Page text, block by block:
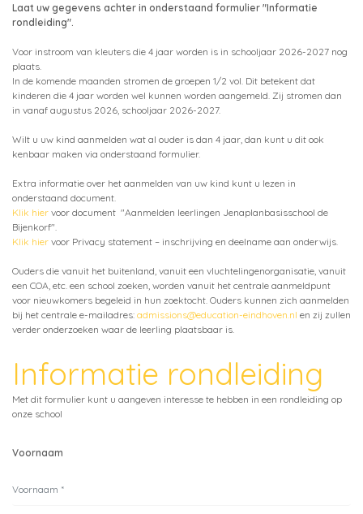
Laat uw gegevens achter in onderstaand formulier "Informatie
rondleiding".
Voor instroom van kleuters die 4 jaar worden is in schooljaar 2026-2027 nog
plaats.
In de komende maanden stromen de groepen 1/2 vol. Dit betekent dat
kinderen die 4 jaar worden wel kunnen worden aangemeld. Zij stromen dan
in vanaf augustus 2026, schooljaar 2026-2027.
Wilt u uw kind aanmelden wat al ouder is dan 4 jaar, dan kunt u dit ook
kenbaar maken via onderstaand formulier.
Extra informatie over het aanmelden van uw kind kunt u lezen in
onderstaand document.
Klik hier voor document "Aanmelden leerlingen Jenaplanbasisschool de
Bijenkorf".
Klik hier voor Privacy statement – inschrijving en deelname aan onderwijs.
Ouders die vanuit het buitenland, vanuit een vluchtelingenorganisatie, vanuit
een COA, etc. een school zoeken, worden vanuit het centrale aanmeldpunt
voor nieuwkomers begeleid in hun zoektocht. Ouders kunnen zich aanmelden
bij het centrale e-mailadres: admissions@education-eindhoven.nl en zij zullen
verder onderzoeken waar de leerling plaatsbaar is.
Informatie rondleiding
Met dit formulier kunt u aangeven interesse te hebben in een rondleiding op
onze school
Voornaam